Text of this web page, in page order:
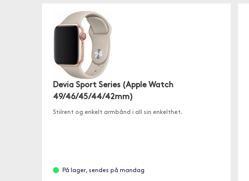
Devia Sport Series (Apple Watch
49/46/45/44/42mm)
Stilrent og enkelt armbånd i all sin enkelthet.
På lager, sendes på mandag